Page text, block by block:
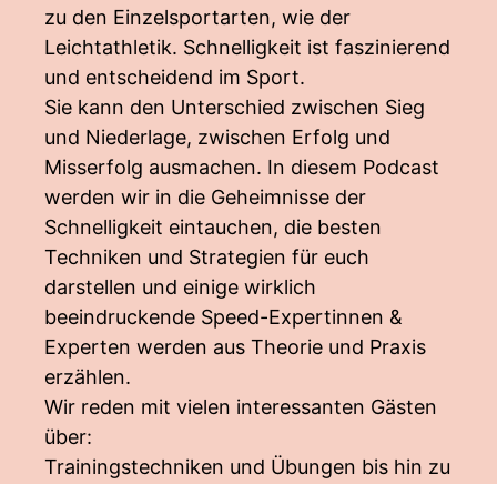
zu den Einzelsportarten, wie der
Leichtathletik. Schnelligkeit ist faszinierend
und entscheidend im Sport.
Sie kann den Unterschied zwischen Sieg
und Niederlage, zwischen Erfolg und
Misserfolg ausmachen. In diesem Podcast
werden wir in die Geheimnisse der
Schnelligkeit eintauchen, die besten
Techniken und Strategien für euch
darstellen und einige wirklich
beeindruckende Speed-Expertinnen &
Experten werden aus Theorie und Praxis
erzählen.
Wir reden mit vielen interessanten Gästen
über:
Trainingstechniken und Übungen bis hin zu